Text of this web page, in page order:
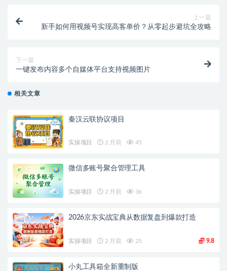
上一篇
新手如何用视频号实现高客单价？从零起步避坑全攻略
下一篇
一键发布内容多个自媒体平台支持视频图片
相关文章
秦汉云联协议项目
实操项目 2 月前 45
微信多账号聚合管理工具
实操项目 2 月前 36
2026京东实战宝典从数据复盘到爆款打造
实操项目 2 月前 25 9.8
小丸工具箱全新重制版